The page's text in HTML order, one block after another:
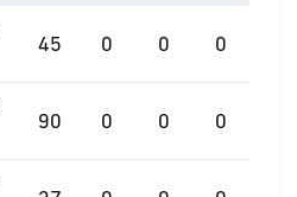
45 0 0 0
90 0 0 0